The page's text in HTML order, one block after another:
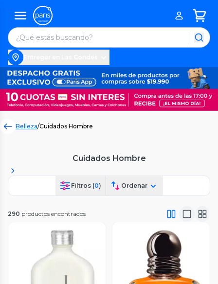
Belleza/Cuidados Hombre
Cuidados Hombre
Filtros (0) Ordenar
290 productos encontrados